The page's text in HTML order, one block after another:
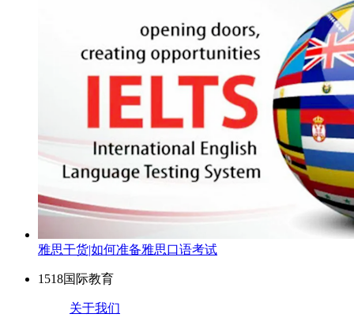
雅思干货|如何准备雅思口语考试
1518国际教育
关于我们